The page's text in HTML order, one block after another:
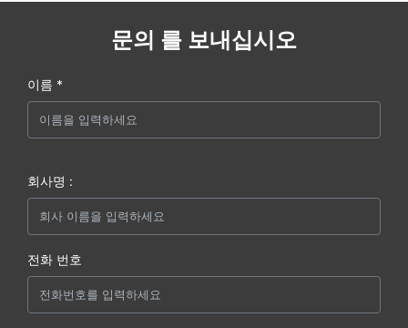
문의 를 보내십시오
이름 *
회사명 :
전화 번호